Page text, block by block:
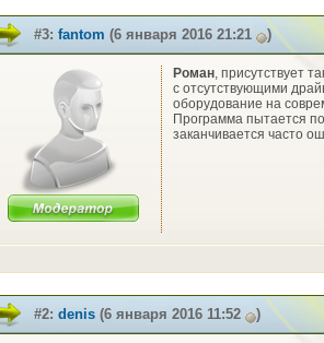
#3: fantom (6 января 2016 21:21 )
Роман, присутствует
с отсутствующими
оборудование на
Программа пытается
заканчивается часто
#2: denis (6 января 2016 11:52 )